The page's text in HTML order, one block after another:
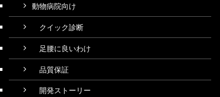
動物病院向け
クイック診断
足腰に良いわけ
品質保証
開発ストーリー